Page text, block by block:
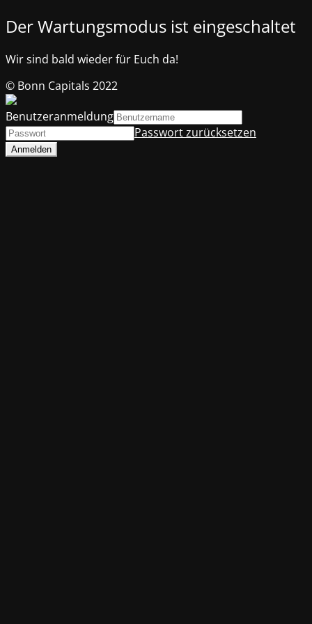
Der Wartungsmodus ist eingeschaltet
Wir sind bald wieder für Euch da!
© Bonn Capitals 2022
Benutzeranmeldung
Passwort zurücksetzen